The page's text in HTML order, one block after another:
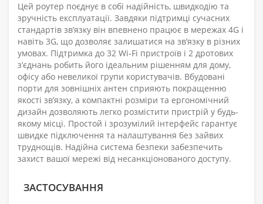
Цей роутер поєднує в собі надійність, швидкодію та
зручність експлуатації. Завдяки підтримці сучасних
стандартів зв’язку він впевнено працює в мережах 4G і
навіть 3G, що дозволяє залишатися на зв’язку в різних
умовах. Підтримка до 32 Wi-Fi пристроїв і 2 дротових
з’єднань робить його ідеальним рішенням для дому,
офісу або невеликої групи користувачів. Вбудовані
порти для зовнішніх антен сприяють покращенню
якості зв’язку, а компактні розміри та ергономічний
дизайн дозволяють легко розмістити пристрій у будь-
якому місці. Простой і зрозумілий інтерфейс гарантує
швидке підключення та налаштування без зайвих
труднощів. Надійна система безпеки забезпечить
захист вашої мережі від несанкціонованого доступу.
ЗАСТОСУВАННЯ